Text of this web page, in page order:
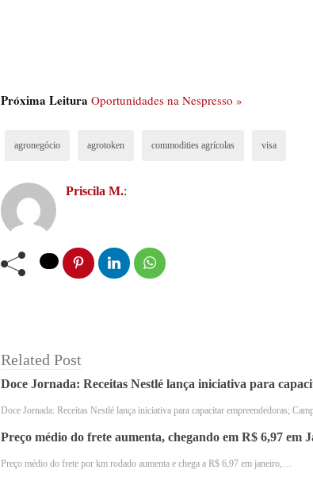
Pagamento com tokens
Os produtores que tokenizarem seus grãos terão
A Agrotoken converterá os tokens como crédito para
soja, milho ou trigo utilizando o cartão Agrotoken
em parceria com a Pomelo. Os tokens podem
Próxima Leitura Oportunidades na Nespresso »
agronegócio agrotoken commodities agrícolas visa
Priscila M.:
Related Post
Doce Jornada: Receitas Nestlé lança iniciativa para
Doce Jornada: Receitas Nestlé lança iniciativa para capacitar empreendedoras;
Preço médio do frete aumenta, chegando em R$ 6,97 em
Preço médio do frete por km rodado aumenta e chega a R$ 6,97 em janeiro,…